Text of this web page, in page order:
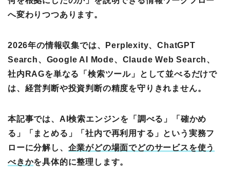
へ変わりつつあります。
2026年の情報収集では、Perplexity、ChatGPT
Search、Google AI Mode、Claude Web Search、
社内RAGを単なる「検索ツール」として並べるだけで
は、経営判断や投資判断の精度を守りきれません。
本記事では、AI検索エンジンを「調べる」「確かめ
る」「まとめる」「社内で再利用する」という実務フ
ローに分解し、 企業がどの場面でどのサービスを使う
べきかを具体的に整理します。